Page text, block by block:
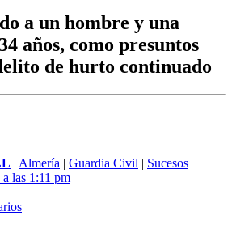
a un hombre y una
años, como presuntos
de hurto continuado
| Almería | Guardia Civil | Sucesos
las 1:11 pm